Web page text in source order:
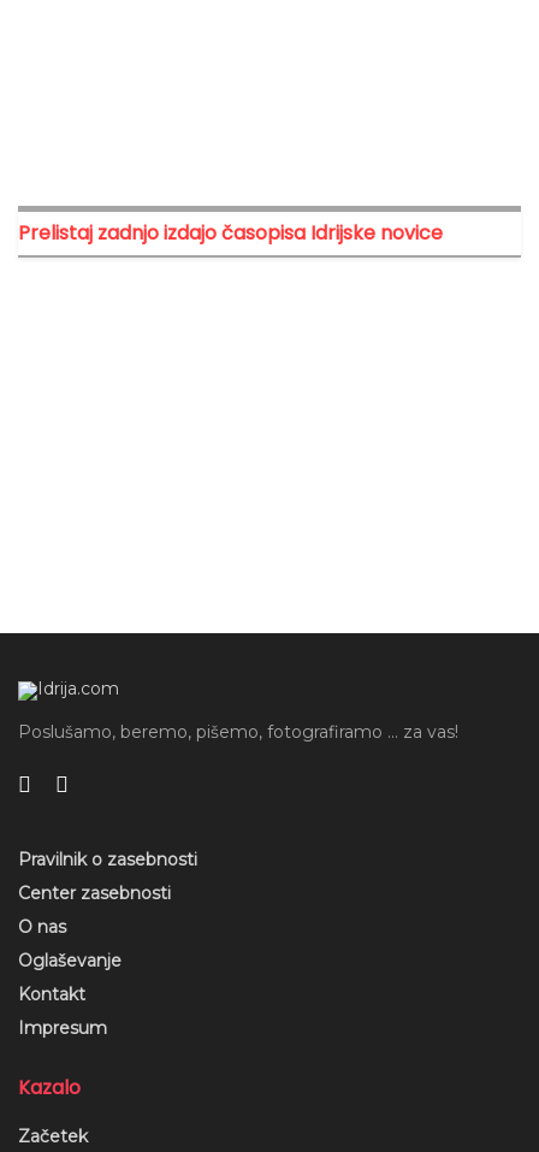
Prelistaj zadnjo izdajo časopisa Idrijske novice
Poslušamo, beremo, pišemo, fotografiramo ... za vas!
Pravilnik o zasebnosti
Center zasebnosti
O nas
Oglaševanje
Kontakt
Impresum
Kazalo
Začetek